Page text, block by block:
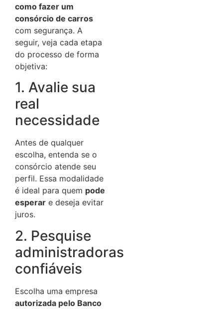
como fazer um
consórcio de carros
com segurança. A
seguir, veja cada etapa
do processo de forma
objetiva:
1. Avalie sua
real
necessidade
Antes de qualquer
escolha, entenda se o
consórcio atende seu
perfil. Essa modalidade
é ideal para quem pode
esperar e deseja evitar
juros.
2. Pesquise
administradoras
confiáveis
Escolha uma empresa
autorizada pelo Banco